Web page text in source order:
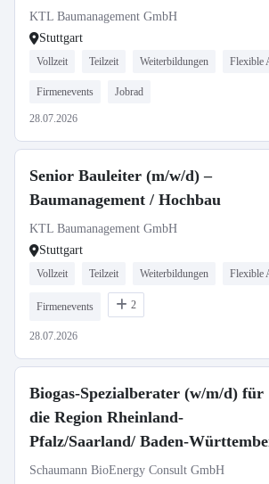
KTL Baumanagement GmbH
Stuttgart
Vollzeit Teilzeit Weiterbildungen Flexible
Firmenevents Jobrad
28.07.2026
Senior Bauleiter (m/w/d) –
Baumanagement / Hochbau
KTL Baumanagement GmbH
Stuttgart
Vollzeit Teilzeit Weiterbildungen Flexible
Firmenevents 2
28.07.2026
Biogas-Spezialberater (w/m/d) für
die Region Rheinland-
Pfalz/Saarland/ Baden-
Schaumann BioEnergy Consult GmbH